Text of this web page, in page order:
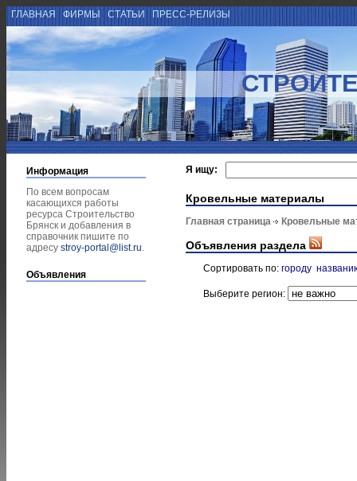
ГЛАВНАЯ ФИРМЫ СТАТЬИ ПРЕСС-РЕЛИЗЫ
Информация
По всем вопросам
касающихся работы
ресурса Строительство
Брянск и добавления в
справочник пишите по
адресу stroy-portal@list.ru.
Объявления
Я ищу:
Кровельные материалы
Главная страница Кровельные
Объявления раздела
Сортировать по: городу
Выберите регион: